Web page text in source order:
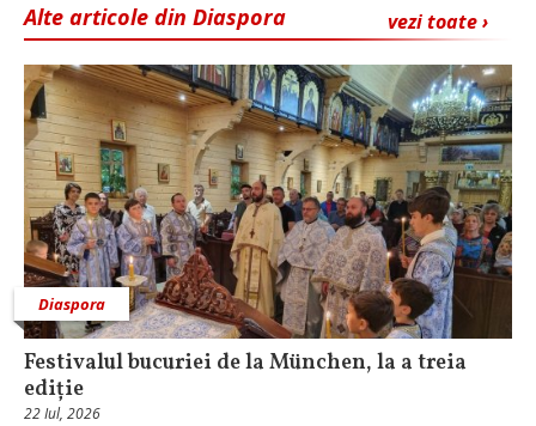
vezi toate ›
Alte articole din Diaspora
Diaspora
Festivalul bucuriei de la München, la a treia
ediție
22 Iul, 2026